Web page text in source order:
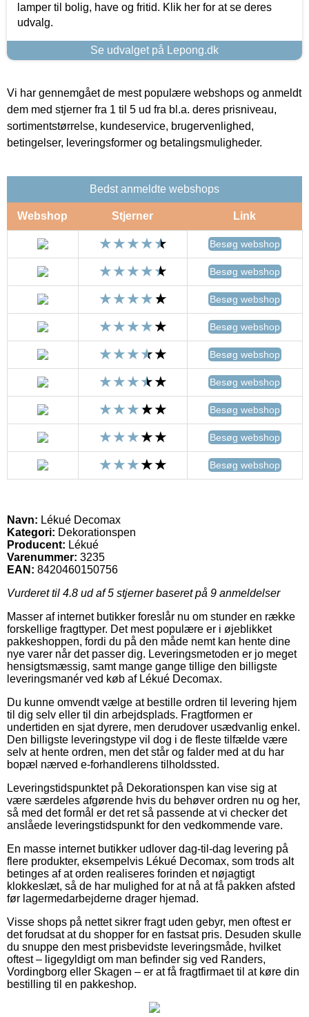
lamper til bolig, have og fritid. Klik her for at se deres
udvalg.
Se udvalget på Lepong.dk
Vi har gennemgået de mest populære webshops og anmeldt
dem med stjerner fra 1 til 5 ud fra bl.a. deres prisniveau,
sortimentstørrelse, kundeservice, brugervenlighed,
betingelser, leveringsformer og betalingsmuligheder.
Bedst anmeldte webshops
Webshop Stjerner Link
Besøg webshop
Besøg webshop
Besøg webshop
Besøg webshop
Besøg webshop
Besøg webshop
Besøg webshop
Besøg webshop
Besøg webshop
Navn: Lékué Decomax
Kategori: Dekorationspen
Producent: Lékué
Varenummer: 3235
EAN: 8420460150756
Vurderet til 4.8 ud af 5 stjerner baseret på 9 anmeldelser
Masser af internet butikker foreslår nu om stunder en række
forskellige fragttyper. Det mest populære er i øjeblikket
pakkeshoppen, fordi du på den måde nemt kan hente dine
nye varer når det passer dig. Leveringsmetoden er jo meget
hensigtsmæssig, samt mange gange tillige den billigste
leveringsmanér ved køb af Lékué Decomax.
Du kunne omvendt vælge at bestille ordren til levering hjem
til dig selv eller til din arbejdsplads. Fragtformen er
undertiden en sjat dyrere, men derudover usædvanlig enkel.
Den billigste leveringstype vil dog i de fleste tilfælde være
selv at hente ordren, men det står og falder med at du har
bopæl nærved e-forhandlerens tilholdssted.
Leveringstidspunktet på Dekorationspen kan vise sig at
være særdeles afgørende hvis du behøver ordren nu og her,
så med det formål er det ret så passende at vi checker det
anslåede leveringstidspunkt for den vedkommende vare.
En masse internet butikker udlover dag-til-dag levering på
flere produkter, eksempelvis Lékué Decomax, som trods alt
betinges af at orden realiseres forinden et nøjagtigt
klokkeslæt, så de har mulighed for at nå at få pakken afsted
før lagermedarbejderne drager hjemad.
Visse shops på nettet sikrer fragt uden gebyr, men oftest er
det forudsat at du shopper for en fastsat pris. Desuden skulle
du snuppe den mest prisbevidste leveringsmåde, hvilket
oftest – ligegyldigt om man befinder sig ved Randers,
Vordingborg eller Skagen – er at få fragtfirmaet til at køre din
bestilling til en pakkeshop.